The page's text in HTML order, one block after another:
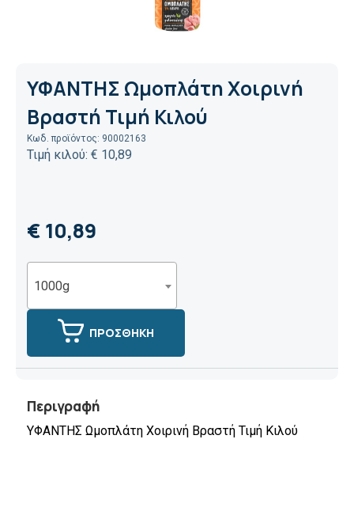
ΥΦΑΝΤΗΣ Ωμοπλάτη Χοιρινή
Βραστή Τιμή Κιλού
Κωδ. προϊόντος: 90002163
Τιμή κιλού: € 10,89
€ 10,89
1000g
ΠΡΟΣΘΗΚΗ
Περιγραφή
ΥΦΑΝΤΗΣ Ωμοπλάτη Χοιρινή Βραστή Τιμή Κιλού